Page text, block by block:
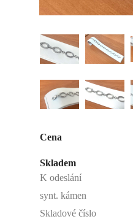
Cena
Skladem
K odeslání
synt. kámen
Skladové číslo